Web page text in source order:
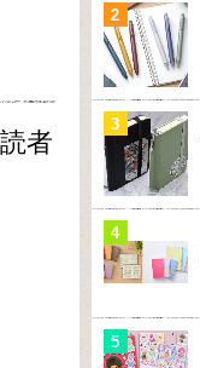
者